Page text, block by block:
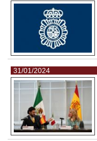
31/01/2024